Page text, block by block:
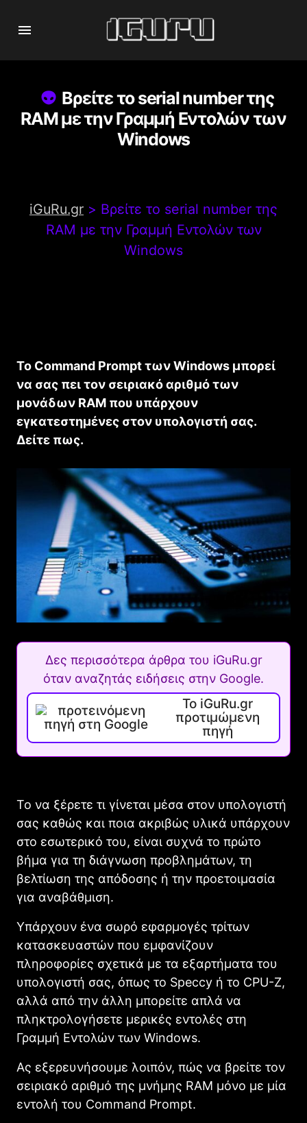
Βρείτε το serial number της
RAM με την Γραμμή Εντολών των
Windows
iGuRu.gr > Βρείτε το serial number της
RAM με την Γραμμή Εντολών των
Windows
Το Command Prompt των Windows μπορεί
να σας πει τον σειριακό αριθμό των
μονάδων RAM που υπάρχουν
εγκατεστημένες στον υπολογιστή σας.
Δείτε πως.
Δες περισσότερα άρθρα του iGuRu.gr
όταν αναζητάς ειδήσεις στην Google.
Το iGuRu.gr
προτιμώμενη
πηγή
Το να ξέρετε τι γίνεται μέσα στον υπολογιστή
σας καθώς και ποια ακριβώς υλικά υπάρχουν
στο εσωτερικό του, είναι συχνά το πρώτο
βήμα για τη διάγνωση προβλημάτων, τη
βελτίωση της απόδοσης ή την προετοιμασία
για αναβάθμιση.
Υπάρχουν ένα σωρό εφαρμογές τρίτων
κατασκευαστών που εμφανίζουν
πληροφορίες σχετικά με τα εξαρτήματα του
υπολογιστή σας, όπως το Speccy ή το CPU-Z,
αλλά από την άλλη μπορείτε απλά να
πληκτρολογήσετε μερικές εντολές στη
Γραμμή Εντολών των Windows.
Ας εξερευνήσουμε λοιπόν, πώς να βρείτε τον
σειριακό αριθμό της μνήμης RAM μόνο με μία
εντολή του Command Prompt.